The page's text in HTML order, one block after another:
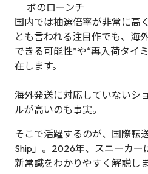
ボのローンチ
国内では抽選倍率が非常に高
とも言われる注目作でも、海
できる可能性”や“再入荷タイ
在します。
海外発送に対応していないシ
ルが高いのも事実。
そこで活躍するのが、国際転
Ship」。2026年、スニーカー
新常識をわかりやすく解説しま